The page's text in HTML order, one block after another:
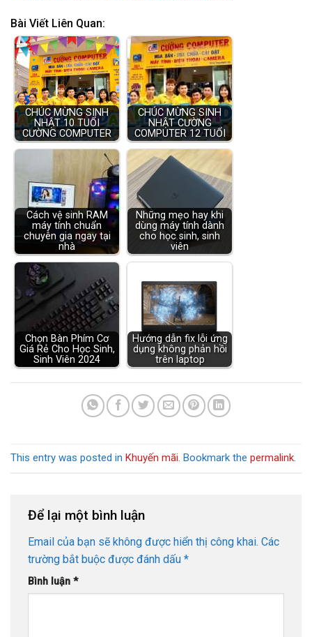
Bài Viết Liên Quan:
CHÚC MỪNG SINH
NHẬT 10 TUỔI
CƯỜNG COMPUTER
CHÚC MỪNG SINH
NHẬT CƯỜNG
COMPUTER 12 TUỔI
Cách vệ sinh RAM
máy tính chuẩn
chuyên gia ngay tại
nhà
Những mẹo hay khi
dùng máy tính dành
cho học sinh, sinh
viên
Chọn Bàn Phím Cơ
Giá Rẻ Cho Học Sinh,
Sinh Viên 2024
Hướng dẫn fix lỗi ứng
dụng không phản hồi
trên laptop
This entry was posted in Khuyến mãi. Bookmark the permalink.
Để lại một bình luận
Email của bạn sẽ không được hiển thị công khai. Các
trường bắt buộc được đánh dấu *
Bình luận *